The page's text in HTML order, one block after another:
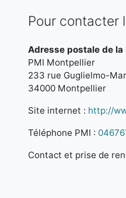
Pour contacter
Adresse postale de la
PMI Montpellier
233 rue Guglielmo-
34000 Montpellier
Site internet : http://
Téléphone PMI :
Contact et prise de